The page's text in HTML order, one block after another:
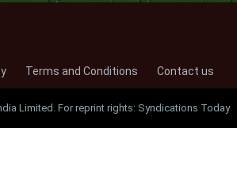
Terms and Conditions Contact us
Limited. For reprint rights: Syndications Today